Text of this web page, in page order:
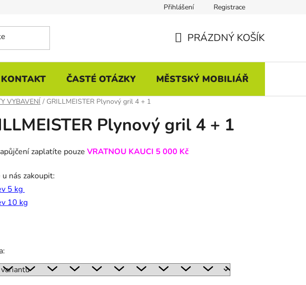
Přihlášení Registrace
KOŠÍK
PRÁZDNÝ KOŠÍK
KONTAKT ČASTÉ OTÁZKY MĚSTSKÝ MOBILIÁŘ
VYBAVENÍ / GRILLMEISTER Plynový gril 4 + 1
Plynový gril 4 + 1
zaplatíte pouze VRATNOU KAUCI 5 000 Kč
nás zakoupit:
5 kg
10 kg